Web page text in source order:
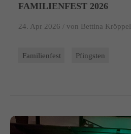
FAMILIENFEST 2026
24. Apr 2026 / von Bettina Kröppel
Familienfest Pfingsten